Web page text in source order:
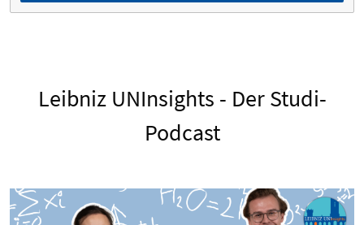
Leibniz UNInsights - Der Studi-
Podcast